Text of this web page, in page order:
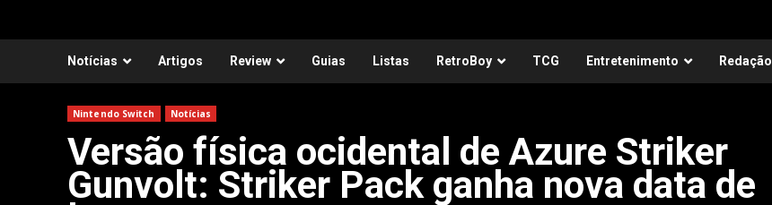
Notícias Artigos Review Guias Listas RetroBoy TCG Entretenimento Redação
Nintendo Switch Notícias
Versão física ocidental de Azure Striker
Gunvolt: Striker Pack ganha nova data de